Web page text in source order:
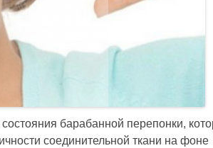
барабанной перепонки,
соединительной ткани на фоне